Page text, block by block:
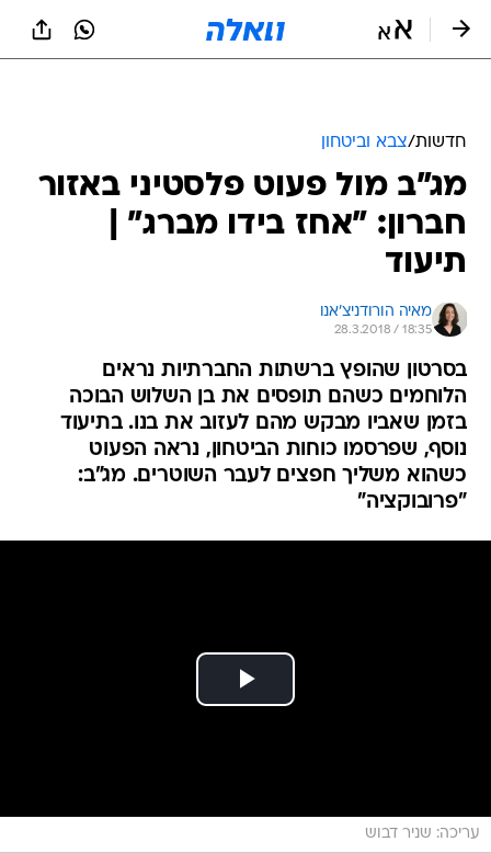
חדשות/צבא וביטחון
מג"ב מול פעוט פלסטיני באזור
חברון: "אחז בידו מברג" |
תיעוד
מאיה הורודניצ'אנו
28.3.2018 / 18:35
בסרטון שהופץ ברשתות החברתיות נראים
הלוחמים כשהם תופסים את בן השלוש הבוכה
בזמן שאביו מבקש מהם לעזוב את בנו. בתיעוד
נוסף, שפרסמו כוחות הביטחון, נראה הפעוט
כשהוא משליך חפצים לעבר השוטרים. מג"ב:
"פרובוקציה"
עריכה: שניר דבוש